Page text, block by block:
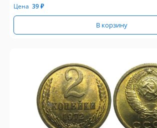
Цена 39₽
В корзину